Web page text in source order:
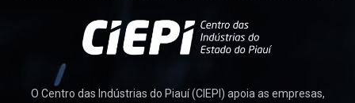
O Centro das Indústrias do Piauí (CIEPI) apoia as empresas,